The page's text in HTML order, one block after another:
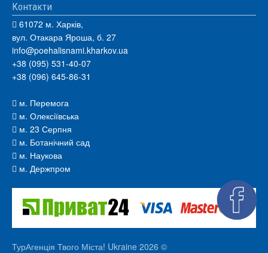
Контакти
61072 м. Харків,
вул. Отакара Яроша, б. 27
info@poehalisnami.kharkov.ua
+38 (095) 531-40-07
+38 (096) 645-86-31
м. Перемога
м. Олексіївська
м. 23 Серпня
м. Ботанічний сад
м. Наукова
м. Держпром
ТурАгенція Твого Міста! Ukraine 2026 ©